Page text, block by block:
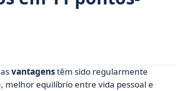
vantagenstêm sido regularmente
equilíbrio entre vida pessoal e